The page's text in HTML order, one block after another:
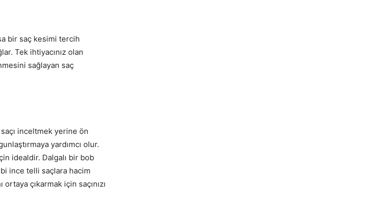
bir saç kesimi tercih
Tek ihtiyacınız olan
sağlayan saç
inceltmek yerine ön
yardımcı olur.
idealdir. Dalgalı bir bob
ince telli saçlara hacim
çıkarmak için saçınızı